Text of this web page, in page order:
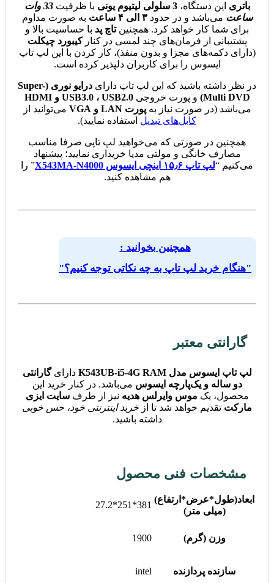
باتری این دستگاه،3 سلولی لیتیوم یونی با ظرفیت
33 وات
ساعت می‌باشد و در حدود۳ الی ۴ ساعت
به صورت مداوم
برای شما کار خواهد کرد. همچنینتاچ پد با حساسیت بالا و
پشتیبانی از فرمان‌های چند لمسی در کنارکیبورد چیکلت
(دارای دکمه‌های مجزا و بدون منفذ)، کار کردن با این لپ تاپ
ایسوس را برای کاربران دلپذیر کرده است.
در نظر داشته باشید که این لپ تاپ دارای
درایو نوری (Super-
Multi DVD) و پورت خروجیUSB3.0 ، USB2.0 و HDMI
می‌باشد (در صورت نیاز بهپورت LAN و VGA
می‌توانید از
کابل‌های تبدیل استفاده نمایید).
همچنین در صورتی که می‌خواهید لپ تاپی صرفا مناسب
مصارف خانگی و مولتی مدیا خریداری نمایید؛ پیشنهاد
می‌کنیم “لپ تاپ ۱۵٫۶ اینچی ایسوس X543MA-N4000
” را
هم مشاهده کنید.
همچنین بخوانید :
"هنگام خرید لپ تاپ به چه نکاتی توجه کنیم؟"
گارانتی معتبر
لپ تاپ ایسوس مدل K543UB-i5-4G RAM دارایگارانتی
دو ساله و یک‌پارچه ایسوس می‌باشد. در کنار خرید این
محصول، یک موس وایرلس هدیه نیز از طرفسایت ایزی
مارکت تقدیم خواهد شد تا از خرید اینترنتی خود، حس خوبی
داشته باشید.
مشخصات فنی محصول
ابعاد(طول*عرض*ارتفاع)
(میلی متر)
381*251*27.2
وزن (گرم) 1900
سازنده پردازنده intel